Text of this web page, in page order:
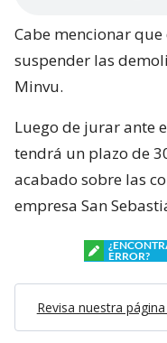
Cabe mencionar
suspender las
Minvu.
Luego de jurar ante
tendrá un plazo de
acabado sobre las
empresa San
ERROR?
Revisa nuestra